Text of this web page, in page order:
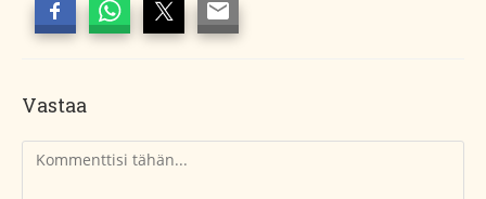
Vastaa
Kommentti